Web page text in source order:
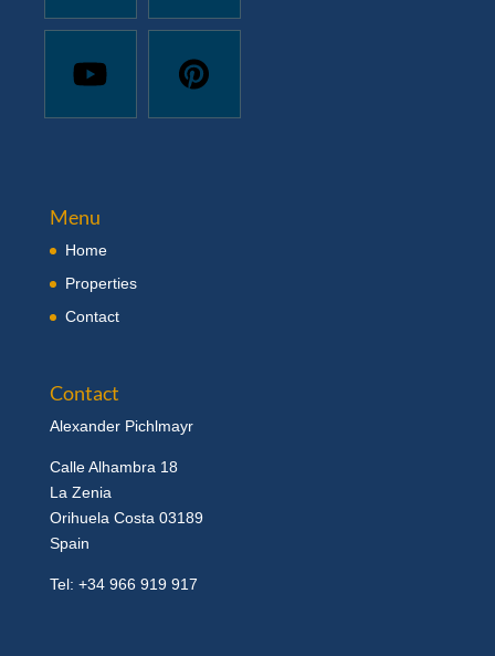
Menu
Home
Properties
Contact
Contact
Alexander Pichlmayr
Calle Alhambra 18
La Zenia
Orihuela Costa 03189
Spain
Tel: +34 966 919 917